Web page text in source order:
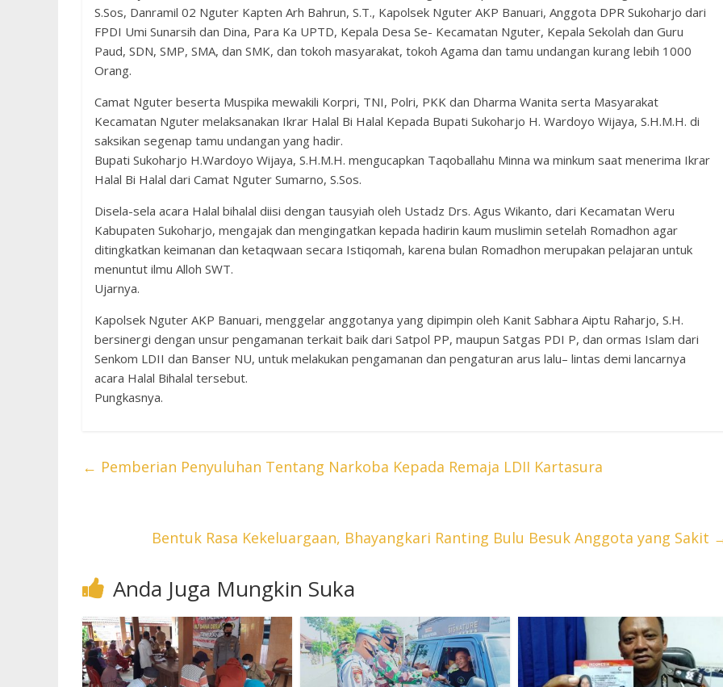
S.Sos, Danramil 02 Nguter Kapten Arh Bahrun, S.T., Kapolsek Nguter AKP Banuari, Anggota DPR Sukoharjo dari
FPDI Umi Sunarsih dan Dina, Para Ka UPTD, Kepala Desa Se- Kecamatan Nguter, Kepala Sekolah dan Guru
Paud, SDN, SMP, SMA, dan SMK, dan tokoh masyarakat, tokoh Agama dan tamu undangan kurang lebih 1000
Orang.
Camat Nguter beserta Muspika mewakili Korpri, TNI, Polri, PKK dan Dharma Wanita serta Masyarakat
Kecamatan Nguter melaksanakan Ikrar Halal Bi Halal Kepada Bupati Sukoharjo H. Wardoyo Wijaya, S.H.M.H. di
saksikan segenap tamu undangan yang hadir.
Bupati Sukoharjo H.Wardoyo Wijaya, S.H.M.H. mengucapkan Taqoballahu Minna wa minkum saat menerima Ikrar
Halal Bi Halal dari Camat Nguter Sumarno, S.Sos.
Disela-sela acara Halal bihalal diisi dengan tausyiah oleh Ustadz Drs. Agus Wikanto, dari Kecamatan Weru
Kabupaten Sukoharjo, mengajak dan mengingatkan kepada hadirin kaum muslimin setelah Romadhon agar
ditingkatkan keimanan dan ketaqwaan secara Istiqomah, karena bulan Romadhon merupakan pelajaran untuk
menuntut ilmu Alloh SWT.
Ujarnya.
Kapolsek Nguter AKP Banuari, menggelar anggotanya yang dipimpin oleh Kanit Sabhara Aiptu Raharjo, S.H.
bersinergi dengan unsur pengamanan terkait baik dari Satpol PP, maupun Satgas PDI P, dan ormas Islam dari
Senkom LDII dan Banser NU, untuk melakukan pengamanan dan pengaturan arus lalu– lintas demi lancarnya
acara Halal Bihalal tersebut.
Pungkasnya.
← Pemberian Penyuluhan Tentang Narkoba Kepada Remaja LDII Kartasura
Bentuk Rasa Kekeluargaan, Bhayangkari Ranting Bulu Besuk Anggota yang Sakit
Anda Juga Mungkin Suka